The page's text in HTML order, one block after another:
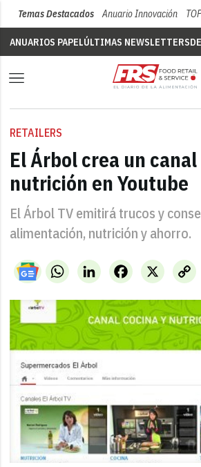
Temas Destacados Anuario Innovación
ANUARIOS PAPELÚLTIMAS NEWSLETTERS
RETAILERS
El Árbol crea un
nutrición en Youtube
El Árbol TV emitirá trucos y
alimentación, nutrición y ahorro.
WhatsAppLinkedIn X
Facebook